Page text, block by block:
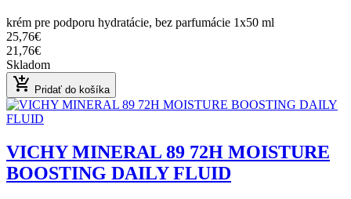
krém pre podporu hydratácie, bez parfumácie 1x50 ml
25,76€
21,76€
Skladom
add_shopping_cart Pridať do košíka
VICHY MINERAL 89 72H MOISTURE
BOOSTING DAILY FLUID